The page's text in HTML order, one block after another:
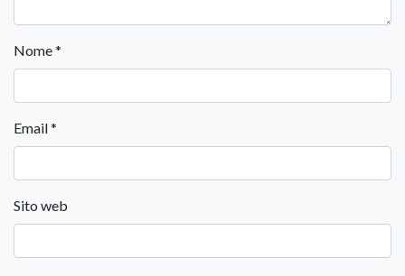
Nome*
Email*
Sito web